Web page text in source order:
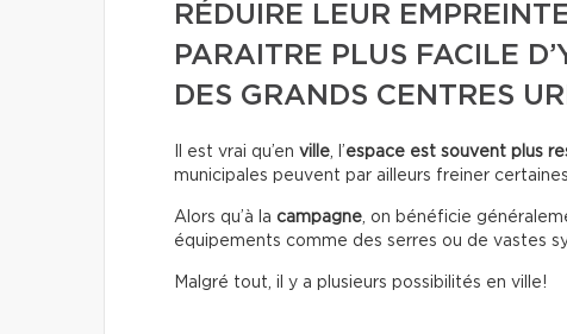
RÉDUIRE LEUR
PARAITRE PLUS FACILE
DES GRANDS CENTRES
Il est vrai qu’en ville, l’espace est souvent plus
municipales peuvent par ailleurs freiner
Alors qu’à la campagne, on bénéficie
équipements comme des serres ou de vastes
Malgré tout, il y a plusieurs possibilités en ville!